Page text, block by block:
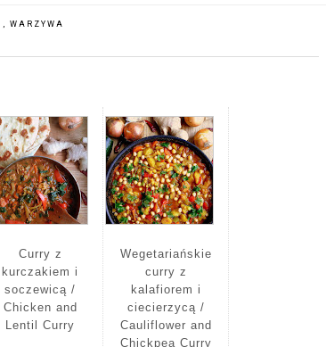
WARZYWA
Curry z
kurczakiem i
soczewicą /
Chicken and
Lentil Curry
Wegetariańskie
curry z
kalafiorem i
ciecierzycą /
Cauliflower and
Chickpea Curry